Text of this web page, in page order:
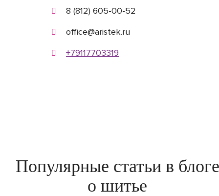
8 (812) 605-00-52
office@aristek.ru
+79117703319
Популярные статьи в блоге
о шитье